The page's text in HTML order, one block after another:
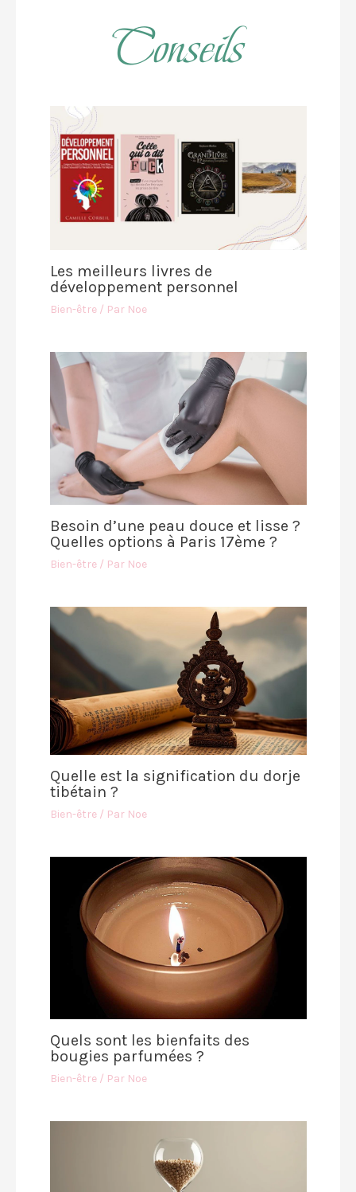
Conseils
Les meilleurs livres de
développement personnel
Bien-être/ Par Noe
Besoin d’une peau douce et lisse ?
Quelles options à Paris 17ème ?
Bien-être/ Par Noe
Quelle est la signification du dorje
tibétain ?
Bien-être/ Par Noe
Quels sont les bienfaits des
bougies parfumées ?
Bien-être/ Par Noe